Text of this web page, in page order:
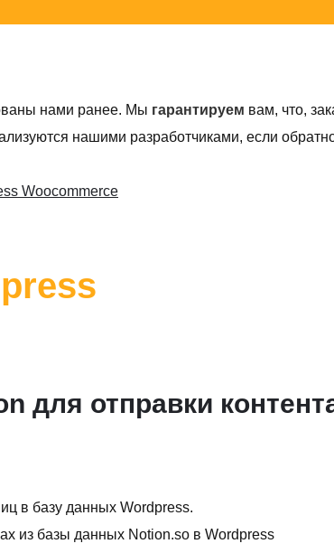
нами ранее. Мы гарантируем вам, что,
нашими разработчиками, если
Woocommerce
для отправки
в базу данных Wordpress.
из базы данных Notion.so в Wordpress